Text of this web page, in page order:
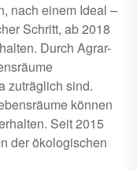
nach einem Ideal –
Schritt, ab 2018
Durch Agrar-
zuträglich sind.
können
Seit 2015
der ökologischen